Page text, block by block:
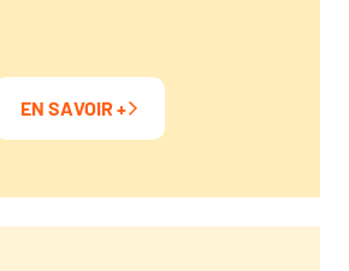
EN SAVOIR +